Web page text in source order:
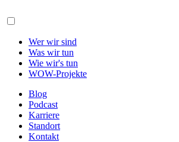
Wer wir sind
Was wir tun
Wie wir's tun
WOW-Projekte
Blog
Podcast
Karriere
Standort
Kontakt